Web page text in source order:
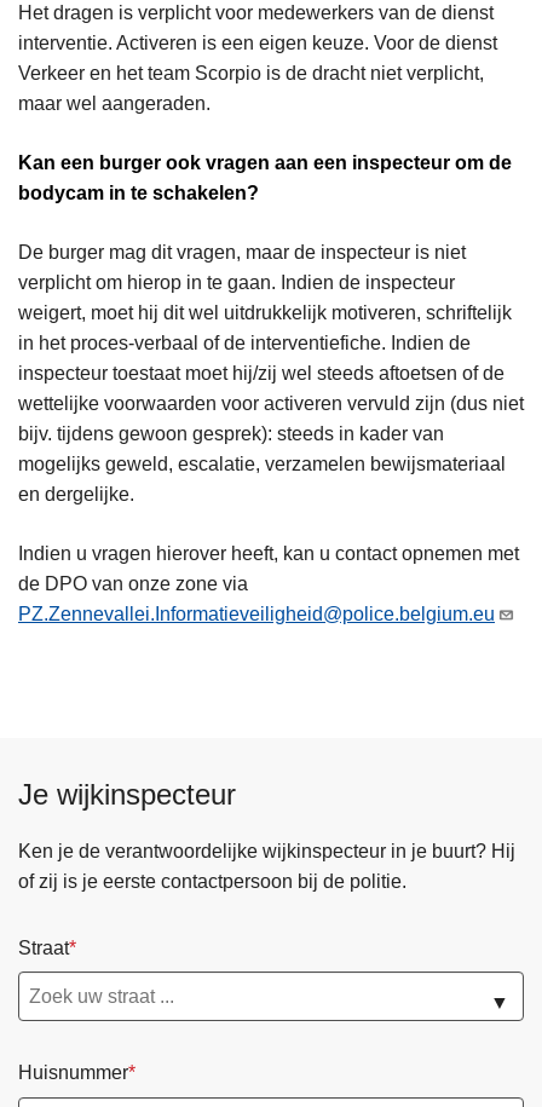
Het dragen is verplicht voor medewerkers van de dienst
interventie. Activeren is een eigen keuze. Voor de dienst
Verkeer en het team Scorpio is de dracht niet verplicht,
maar wel aangeraden.
Kan een burger ook vragen aan een inspecteur om de
bodycam in te schakelen?
De burger mag dit vragen, maar de inspecteur is niet
verplicht om hierop in te gaan. Indien de inspecteur
weigert, moet hij dit wel uitdrukkelijk motiveren, schriftelijk
in het proces-verbaal of de interventiefiche. Indien de
inspecteur toestaat moet hij/zij wel steeds aftoetsen of de
wettelijke voorwaarden voor activeren vervuld zijn (dus niet
bijv. tijdens gewoon gesprek): steeds in kader van
mogelijks geweld, escalatie, verzamelen bewijsmateriaal
en dergelijke.
Indien u vragen hierover heeft, kan u contact opnemen met
de DPO van onze zone via
PZ.Zennevallei.Informatieveiligheid@police.belgium.eu
Je wijkinspecteur
Ken je de verantwoordelijke wijkinspecteur in je buurt? Hij
of zij is je eerste contactpersoon bij de politie.
Straat
▼
Huisnummer